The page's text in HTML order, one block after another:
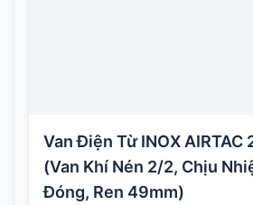
Van Điện Từ INOX
(Van Khí Nén 2/2, Chịu
Đóng, Ren 49mm)